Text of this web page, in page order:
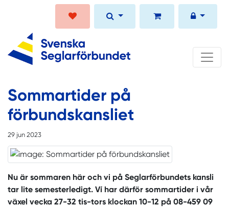
Sommartider på
förbundskansliet
29 jun 2023
Nu är sommaren här och vi på Seglarförbundets kansli
tar lite semesterledigt. Ví har därför sommartider i vår
växel vecka 27-32 tis-tors klockan 10-12 på 08-459 09